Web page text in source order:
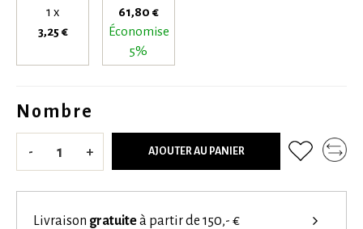
1 x
3,25 €
61,80 €
Économise
5%
Nombre
- + AJOUTER AU PANIER
Livraison gratuiteà partir de 150,- €